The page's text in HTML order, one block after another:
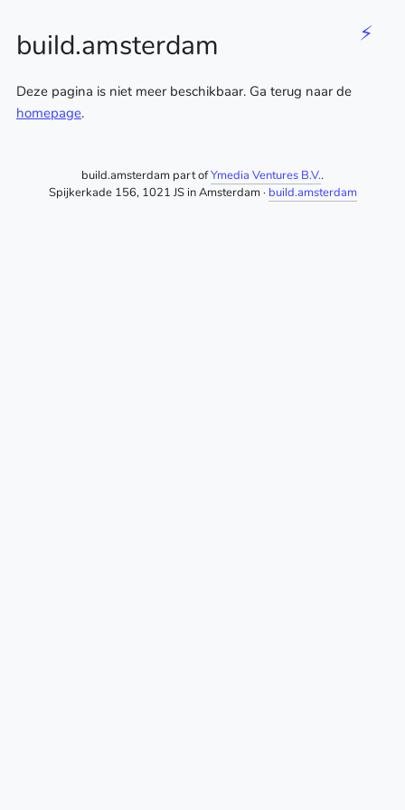
⚡
build.amsterdam
Deze pagina is niet meer beschikbaar. Ga terug naar de
homepage.
build.amsterdam part ofYmedia Ventures B.V..
Spijkerkade 156, 1021 JS in Amsterdam · build.amsterdam